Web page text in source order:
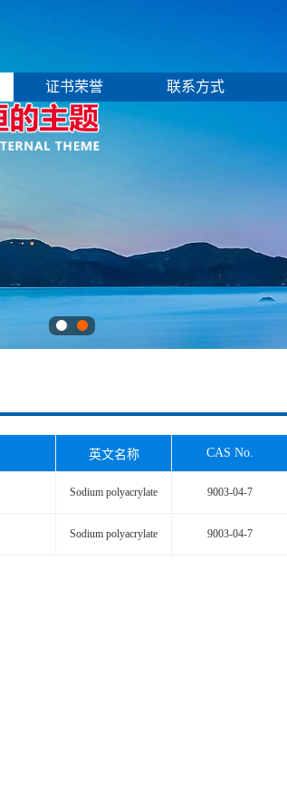
证书荣誉 联系方式
英文名称 CAS No.
Sodium polyacrylate 9003-04-7
Sodium polyacrylate 9003-04-7